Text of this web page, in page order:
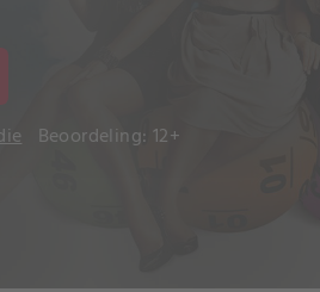
Beoordeling: 12+